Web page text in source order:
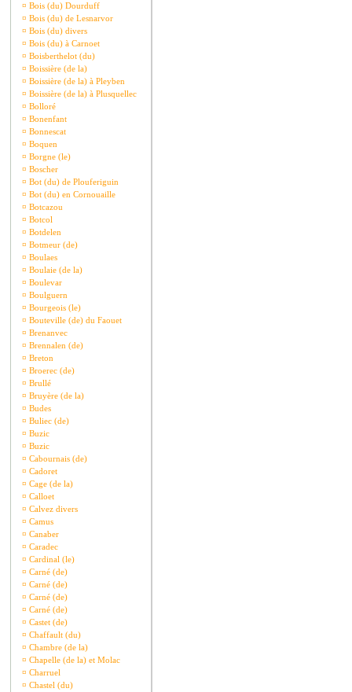
¤ Bois (du) Dourduff
¤ Bois (du) de Lesnarvor
¤ Bois (du) divers
¤ Bois (du) à Carnoet
¤ Boisberthelot (du)
¤ Boissière (de la)
¤ Boissière (de la) à Pleyben
¤ Boissière (de la) à Plusquellec
¤ Bolloré
¤ Bonenfant
¤ Bonnescat
¤ Boquen
¤ Borgne (le)
¤ Boscher
¤ Bot (du) de Plouferiguin
¤ Bot (du) en Cornouaille
¤ Botcazou
¤ Botcol
¤ Botdelen
¤ Botmeur (de)
¤ Boulaes
¤ Boulaie (de la)
¤ Boulevar
¤ Boulguern
¤ Bourgeois (le)
¤ Bouteville (de) du Faouet
¤ Brenanvec
¤ Brennalen (de)
¤ Breton
¤ Broerec (de)
¤ Brullé
¤ Bruyère (de la)
¤ Budes
¤ Buliec (de)
¤ Buzic
¤ Buzic
¤ Cabournais (de)
¤ Cadoret
¤ Cage (de la)
¤ Calloet
¤ Calvez divers
¤ Camus
¤ Canaber
¤ Caradec
¤ Cardinal (le)
¤ Carné (de)
¤ Carné (de)
¤ Carné (de)
¤ Carné (de)
¤ Castet (de)
¤ Chaffault (du)
¤ Chambre (de la)
¤ Chapelle (de la) et Molac
¤ Charruel
¤ Chastel (du)